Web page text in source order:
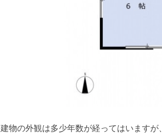
建物の外観は多少年数が経ってはいますが、